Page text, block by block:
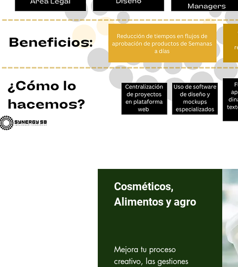
Cosméticos,
Alimentos y agro
Mejora tu proceso
creativo, las gestiones